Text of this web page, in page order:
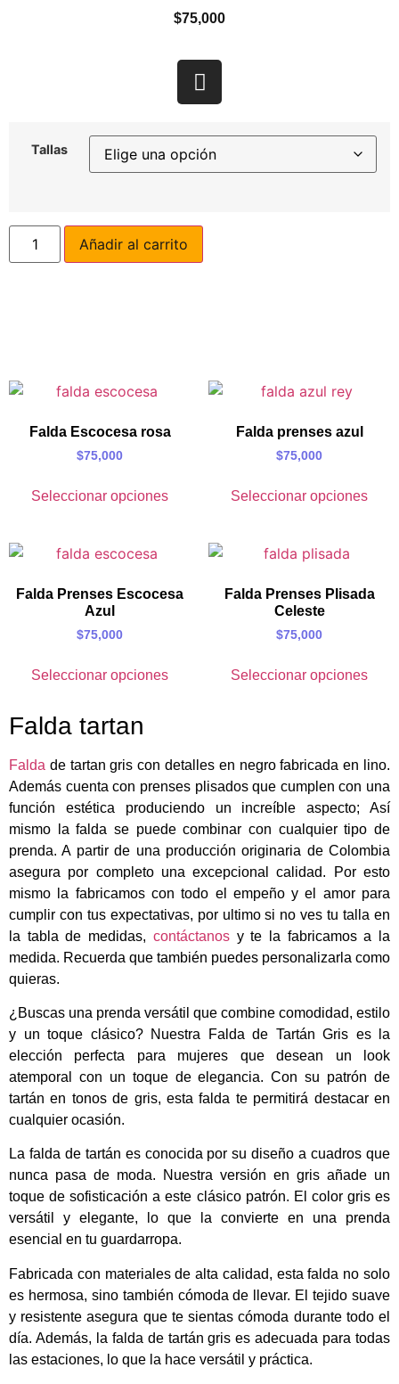
$75,000
Tallas
Añadir al carrito
Falda Escocesa rosa
$75,000
Seleccionar opciones
Falda prenses azul
$75,000
Seleccionar opciones
Falda Prenses Escocesa
Azul
$75,000
Seleccionar opciones
Falda Prenses Plisada
Celeste
$75,000
Seleccionar opciones
Falda tartan
Falda de tartan gris con detalles en negro fabricada en lino.
Además cuenta con prenses plisados que cumplen con una
función estética produciendo un increíble aspecto; Así
mismo la falda se puede combinar con cualquier tipo de
prenda. A partir de una producción originaria de Colombia
asegura por completo una excepcional calidad. Por esto
mismo la fabricamos con todo el empeño y el amor para
cumplir con tus expectativas, por ultimo si no ves tu talla en
la tabla de medidas, contáctanosy te la fabricamos a la
medida. Recuerda que también puedes personalizarla como
quieras.
¿Buscas una prenda versátil que combine comodidad, estilo
y un toque clásico? Nuestra Falda de Tartán Gris es la
elección perfecta para mujeres que desean un look
atemporal con un toque de elegancia. Con su patrón de
tartán en tonos de gris, esta falda te permitirá destacar en
cualquier ocasión.
La falda de tartán es conocida por su diseño a cuadros que
nunca pasa de moda. Nuestra versión en gris añade un
toque de sofisticación a este clásico patrón. El color gris es
versátil y elegante, lo que la convierte en una prenda
esencial en tu guardarropa.
Fabricada con materiales de alta calidad, esta falda no solo
es hermosa, sino también cómoda de llevar. El tejido suave
y resistente asegura que te sientas cómoda durante todo el
día. Además, la falda de tartán gris es adecuada para todas
las estaciones, lo que la hace versátil y práctica.